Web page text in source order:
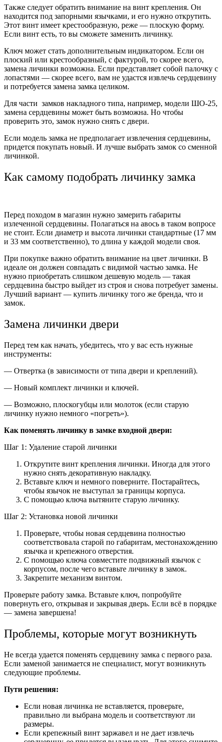
Также следует обратить внимание на винт крепления. Он
находится под запорными язычками, и его нужно открутить.
Этот винт имеет крестообразную, реже — плоскую форму.
Если винт есть, то вы сможете заменить личинку.
Ключ может стать дополнительным индикатором. Если он
плоский или крестообразный, с фактурой, то скорее всего,
замена личинки возможна. Если представляет собой палочку с
лопастями — скорее всего, вам не удастся извлечь сердцевину
и потребуется замена замка целиком.
Для части замков накладного типа, например, модели ШО-25,
замена сердцевины может быть возможна. Но чтобы
проверить это, замок нужно снять с двери.
Если модель замка не предполагает извлечения сердцевины,
придется покупать новый. И лучше выбрать замок со сменной
личинкой.
Как самому подобрать личинку замка
Перед походом в магазин нужно замерить габариты
излеченной сердцевины. Полагаться на авось в таком вопросе
не стоит. Если диаметр и высота личинки стандартные (17 мм
и 33 мм соответственно), то длина у каждой модели своя.
При покупке важно обратить внимание на цвет личинки. В
идеале он должен совпадать с видимой частью замка. Не
нужно приобретать слишком дешевую модель — такая
сердцевина быстро выйдет из строя и снова потребует замены.
Лучший вариант — купить личинку того же бренда, что и
замок.
Замена личинки двери
Перед тем как начать, убедитесь, что у вас есть нужные
инструменты:
— Отвертка (в зависимости от типа двери и креплений).
— Новый комплект личинки и ключей.
— Возможно, плоскогубцы или молоток (если старую
личинку нужно немного «погреть»).
Как поменять личинку в замке входной двери:
Шаг 1: Удаление старой личинки
Открутите винт крепления личинки. Иногда для этого
нужно снять декоративную накладку.
Вставьте ключ и немного поверните. Постарайтесь,
чтобы язычок не выступал за границы корпуса.
С помощью ключа вытяните старую личинку.
Шаг 2: Установка новой личинки
Проверьте, чтобы новая сердцевина полностью
соответствовала старой по габаритам, местонахождению
язычка и крепежного отверстия.
С помощью ключа совместите подвижный язычок с
корпусом, после чего вставьте личинку в замок.
Закрепите механизм винтом.
Проверьте работу замка. Вставьте ключ, попробуйте
повернуть его, открывая и закрывая дверь. Если всё в порядке
— замена завершена!
Проблемы, которые могут возникнуть
Не всегда удается поменять сердцевину замка с первого раза.
Если заменой занимается не специалист, могут возникнуть
следующие проблемы.
Пути решения:
Если новая личинка не вставляется, проверьте,
правильно ли выбрана модель и соответствуют ли
размеры.
Если крепежный винт заржавел и не дает извлечь